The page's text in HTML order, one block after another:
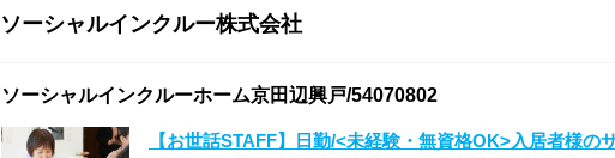
ソーシャルインクルー株式会社
ソーシャルインクルーホーム京田辺興戸/54070802
【お世話STAFF】日勤/<未経験・無資格OK>入居者様の